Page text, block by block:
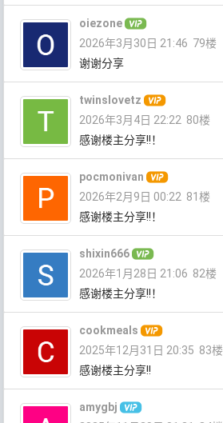
oiezone
2026年3月30日 21:46 79楼
谢谢分享
twinslovetz
2026年3月4日 22:22 80楼
感谢楼主分享!!！
pocmonivan
2026年2月9日 00:22 81楼
感谢楼主分享!!！
shixin666
2026年1月28日 21:06 82楼
感谢楼主分享!!！
cookmeals
2025年12月31日 20:35 83楼
感谢楼主分享!!
amygbj